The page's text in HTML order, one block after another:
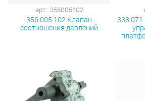
арт.: 356005102
356 005 102 Клапан
соотношения давлений
338